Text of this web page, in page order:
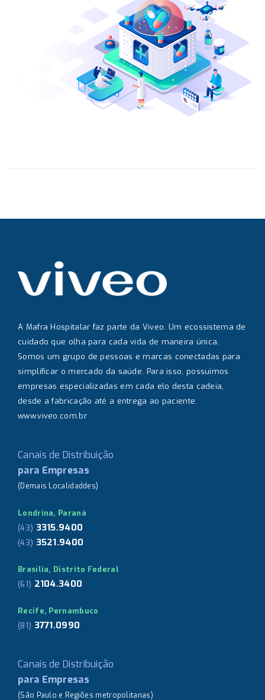
A Mafra Hospitalar faz parte da Viveo. Um ecossistema de
cuidado que olha para cada vida de maneira única.
Somos um grupo de pessoas e marcas conectadas para
simplificar o mercado da saúde. Para isso, possuímos
empresas especializadas em cada elo desta cadeia,
desde a fabricação até a entrega ao paciente.
www.viveo.com.br
Canais de Distribuição
para Empresas
(Demais Localidaddes)
Londrina, Paraná
(43) 3315.9400
(43) 3521.9400
Brasília, Distrito Federal
(61) 2104.3400
Recife, Pernambuco
(81) 3771.0990
Canais de Distribuição
para Empresas
(São Paulo e Regiões metropolitanas)